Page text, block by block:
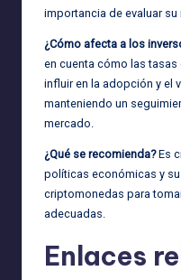
importancia de evaluar
¿Cómo afecta a los
en cuenta cómo las
influir en la adopción y el
manteniendo un
mercado.
¿Qué se recomienda?Es
políticas económicas y
criptomonedas para
adecuadas.
Enlaces